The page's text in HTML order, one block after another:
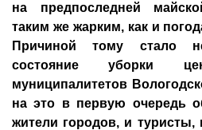
на предпоследней
таким же жарким, как и
Причиной тому стало
состояние уборки
муниципалитетов
на это в первую очередь
жители городов, и туристы,